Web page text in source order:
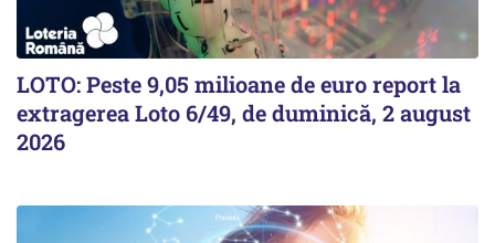
LOTO: Peste 9,05 milioane de euro report la
extragerea Loto 6/49, de duminică, 2 august
2026